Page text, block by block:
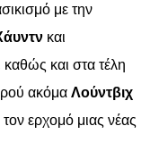
με την
και
καθώς και στα τέλη
ακόμα Λούντβιχ
ερχομό μιας νέας